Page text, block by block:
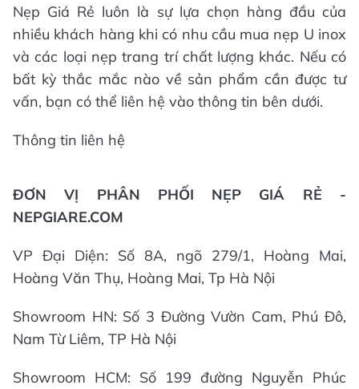
Nẹp Giá Rẻ luôn là sự lựa chọn hàng đầu của
nhiều khách hàng khi có nhu cầu mua nẹp U inox
và các loại nẹp trang trí chất lượng khác. Nếu có
bất kỳ thắc mắc nào về sản phẩm cần được tư
vấn, bạn có thể liên hệ vào thông tin bên dưới.
Thông tin liên hệ
ĐƠN VỊ PHÂN PHỐI NẸP GIÁ RẺ -
NEPGIARE.COM
VP Đại Diện: Số 8A, ngõ 279/1, Hoàng Mai,
Hoàng Văn Thụ, Hoàng Mai, Tp Hà Nội
Showroom HN: Số 3 Đường Vườn Cam, Phú Đô,
Nam Từ Liêm, TP Hà Nội
Showroom HCM: Số 199 đường Nguyễn Phúc